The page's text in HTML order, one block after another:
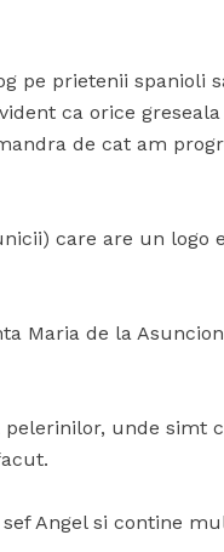
pe prietenii spanioli
ca orice
de cat am
care are un logo
Maria de la
unde simt
Angel si contine